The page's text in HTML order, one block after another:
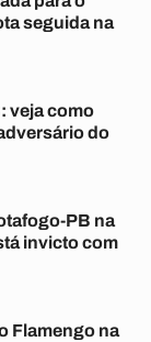
seguida na
veja como
do
PB na
invicto com
Flamengo na